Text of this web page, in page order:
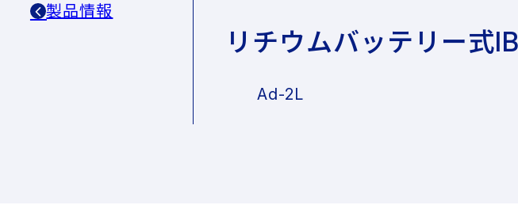
製品情報
リチウムバッテリー式
Ad-2L